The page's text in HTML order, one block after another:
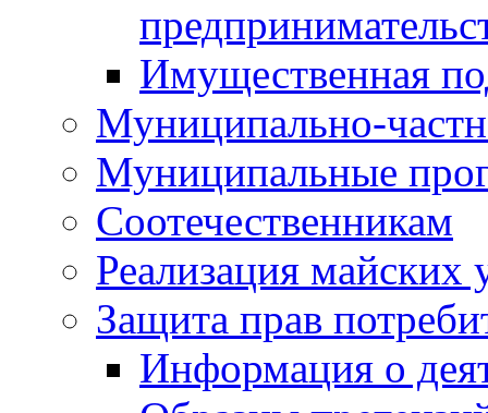
Имущественная
Муниципально-
Муниципальные
Соотечественникам
Реализация майских
Защита прав
Информация о